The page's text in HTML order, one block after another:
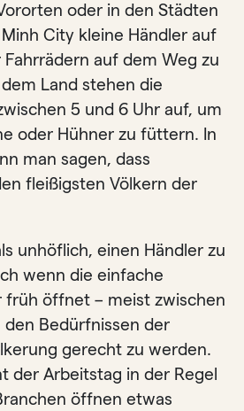
oder in den Städten
City kleine Händler auf
auf dem Weg zu
Land stehen die
5 und 6 Uhr auf, um
oder Hühner zu füttern. In
man sagen, dass
fleißigsten Völkern der
unhöflich, einen Händler zu
wenn die einfache
früh öffnet – meist zwischen
den Bedürfnissen der
gerecht zu werden.
der Arbeitstag in der Regel
öffnen etwas